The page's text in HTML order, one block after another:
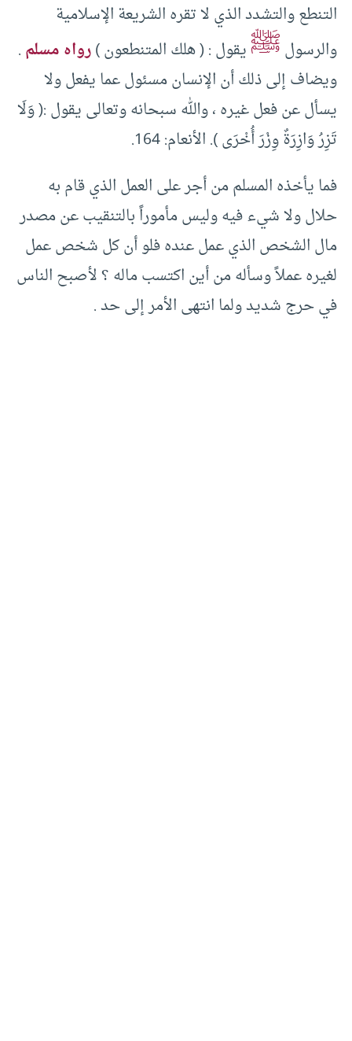
التنطع والتشدد الذي لا تقره الشريعة الإسلامية
والرسولﷺيقول : ( هلك المتنطعون )رواه مسلم.
ويضاف إلى ذلك أن الإنسان مسئول عما يفعل ولا
يسأل عن فعل غيره ، والله سبحانه وتعالى يقول :( وَلَا
تَزِرُ وَازِرَةٌ وِزْرَ أُخْرَى ). الأنعام: 164.
فما يأخذه المسلم من أجر على العمل الذي قام به
حلال ولا شيء فيه وليس مأموراً بالتنقيب عن مصدر
مال الشخص الذي عمل عنده فلو أن كل شخص عمل
لغيره عملاً وسأله من أين اكتسب ماله ؟ لأصبح الناس
في حرج شديد ولما انتهى الأمر إلى حد .